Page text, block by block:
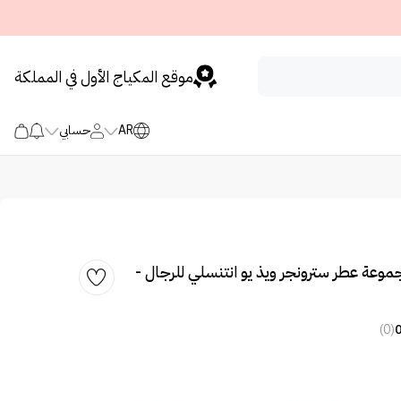
موقع المكياج الأول في المملكة
AR حسابي
عطر سترونجر ويذ يو انتنسلي للرجال -
0
(0)